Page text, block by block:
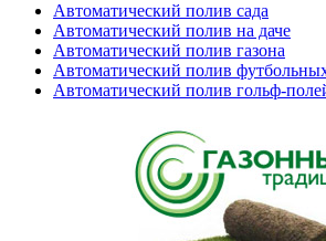
Автоматический полив сада
Автоматический полив на даче
Автоматический полив газона
Автоматический полив
Автоматический полив гольф-